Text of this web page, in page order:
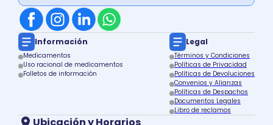
Información
Medicamentos
Uso racional de medicamentos
Folletos de información
Legal
Términos y Condiciones
Políticas de Privacidad
Políticas de Devoluciones
Convenios y Alianzas
Políticas de Despachos
Documentos Legales
Libro de reclamos